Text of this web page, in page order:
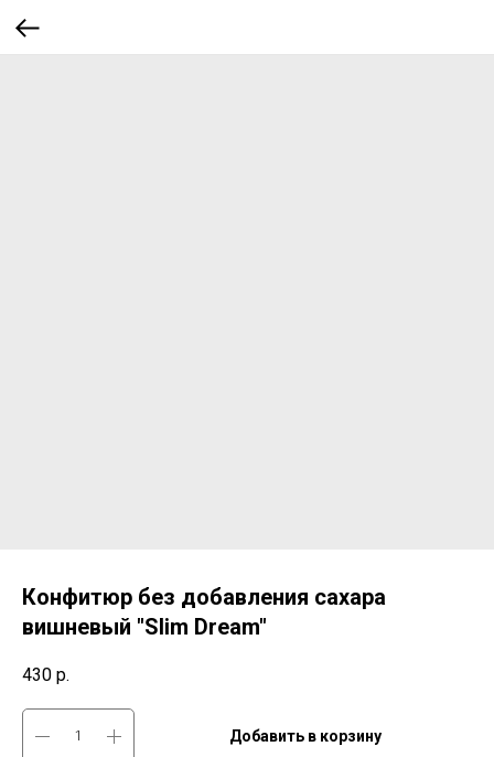
Конфитюр без добавления сахара
вишневый "Slim Dream"
430 р.
Добавить в корзину